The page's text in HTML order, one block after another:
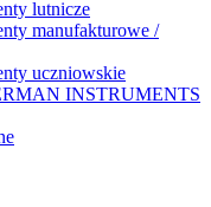
lutnicze
manufakturowe /
uczniowskie
INSTRUMENTS